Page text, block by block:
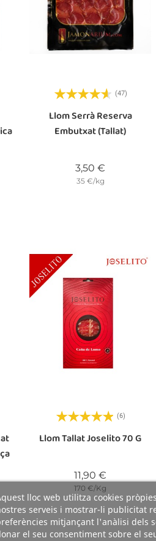
lloc web utilitza cookies
serveis i mostrar-li publicitat
mitjançant l'anàlisi dels
el seu consentiment sobre el
(47)
Llom Serrà Reserva
Embutxat (tallat)
3,50 €
35 €/kg
(6)
Llom Tallat Joselito 70 G
11,90 €
170 €/Kg